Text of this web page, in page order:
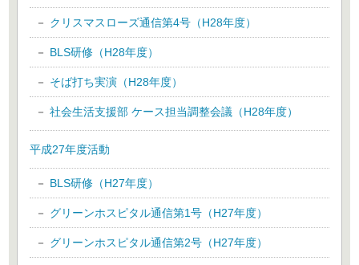
クリスマスローズ通信第4号（H28年度）
BLS研修（H28年度）
そば打ち実演（H28年度）
社会生活支援部 ケース担当調整会議（H28年度）
平成27年度活動
BLS研修（H27年度）
グリーンホスピタル通信第1号（H27年度）
グリーンホスピタル通信第2号（H27年度）